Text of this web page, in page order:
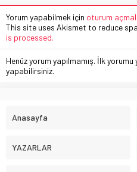
Yorum yapabilmek için oturum
This site uses Akismet to reduce
is processed.
Henüz yorum yapılmamış. İlk yorumu
yapabilirsiniz.
Anasayfa
YAZARLAR